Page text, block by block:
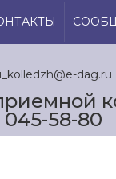
dag.ru
045-58-80